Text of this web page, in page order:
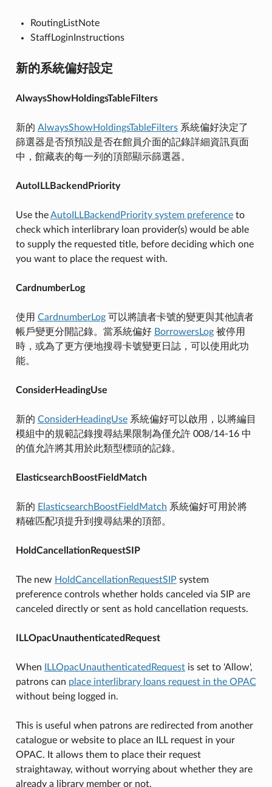
RoutingListNote
StaffLoginInstructions
新的系統偏好設定
AlwaysShowHoldingsTableFilters
新的 AlwaysShowHoldingsTableFilters系統偏好決定了
篩選器是否預預設是否在館員介面的記錄詳細資訊頁面
中，館藏表的每一列的頂部顯示篩選器。
AutoILLBackendPriority
Use theAutoILLBackendPriority system preferenceto
check which interlibrary loan provider(s) would be able
to supply the requested title, before deciding which one
you want to place the request with.
CardnumberLog
使用 CardnumberLog可以將讀者卡號的變更與其他讀者
帳戶變更分開記錄。當系統偏好 BorrowersLog被停用
時，或為了更方便地搜尋卡號變更日誌，可以使用此功
能。
ConsiderHeadingUse
新的 ConsiderHeadingUse系統偏好可以啟用，以將編目
模組中的規範記錄搜尋結果限制為僅允許 008/14-16 中
的值允許將其用於此類型標頭的記錄。
ElasticsearchBoostFieldMatch
新的 ElasticsearchBoostFieldMatch 系統偏好可用於將
精確匹配項提升到搜尋結果的頂部。
HoldCancellationRequestSIP
The new HoldCancellationRequestSIP system
preference controls whether holds canceled via SIP are
canceled directly or sent as hold cancellation requests.
ILLOpacUnauthenticatedRequest
When ILLOpacUnauthenticatedRequestis set to 'Allow',
patrons can place interlibrary loans request in the OPAC
without being logged in.
This is useful when patrons are redirected from another
catalogue or website to place an ILL request in your
OPAC. It allows them to place their request
straightaway, without worrying about whether they are
already a library member or not.